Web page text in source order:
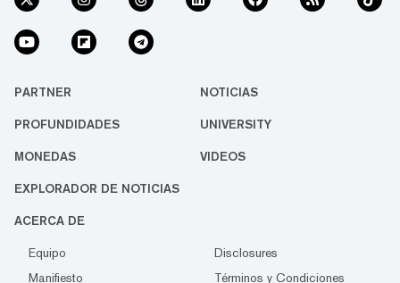
PARTNER NOTICIAS
PROFUNDIDADES UNIVERSITY
MONEDAS VIDEOS
EXPLORADOR DE NOTICIAS
ACERCA DE
Equipo
Disclosures
Manifiesto
Términos y Condiciones